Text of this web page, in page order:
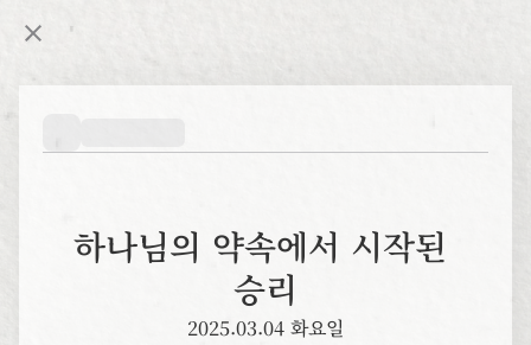
하나님의 약속에서 시작된
승리
2025.03.04 화요일